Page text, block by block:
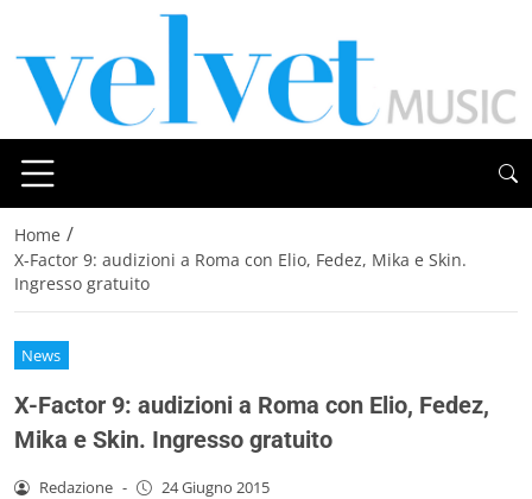
Home /
X-Factor 9: audizioni a Roma con Elio, Fedez, Mika e Skin.
Ingresso gratuito
News
X-Factor 9: audizioni a Roma con Elio, Fedez,
Mika e Skin. Ingresso gratuito
Redazione - 24 Giugno 2015